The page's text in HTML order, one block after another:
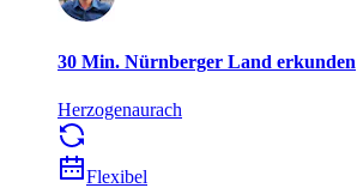
30 Min. Nürnberger Land erkunden
Herzogenaurach
Flexibel